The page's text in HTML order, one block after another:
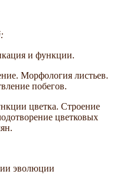
и функции.
Морфология листьев.
побегов.
цветка. Строение
цветковых
эволюции